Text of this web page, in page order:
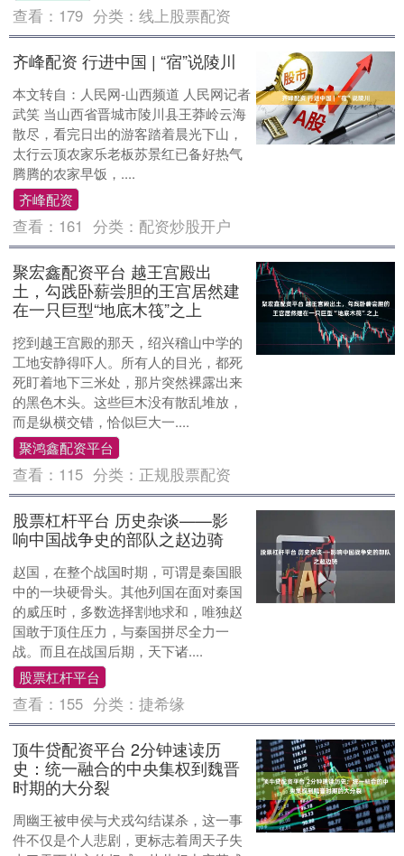
查看： 179 分类：线上股票配资
齐峰配资 行进中国 | “宿”说陵川
本文转自：人民网-山西频道 人民网记者
武笑 当山西省晋城市陵川县王莽岭云海
散尽，看完日出的游客踏着晨光下山，
太行云顶农家乐老板苏景红已备好热气
腾腾的农家早饭，....
齐峰配资
查看： 161 分类： 配资炒股开户
聚宏鑫配资平台 越王宫殿出
土，勾践卧薪尝胆的王宫居然建
在一只巨型“地底木筏”之上
挖到越王宫殿的那天，绍兴稽山中学的
工地安静得吓人。所有人的目光，都死
死盯着地下三米处，那片突然裸露出来
的黑色木头。这些巨木没有散乱堆放，
而是纵横交错，恰似巨大一....
聚鸿鑫配资平台
查看： 115 分类： 正规股票配资
股票杠杆平台 历史杂谈——影
响中国战争史的部队之赵边骑
赵国，在整个战国时期，可谓是秦国眼
中的一块硬骨头。其他列国在面对秦国
的威压时，多数选择割地求和，唯独赵
国敢于顶住压力，与秦国拼尽全力一
战。而且在战国后期，天下诸....
股票杠杆平台
查看： 155 分类：捷希缘
顶牛贷配资平台 2分钟速读历
史：统一融合的中央集权到魏晋
时期的大分裂
周幽王被申侯与犬戎勾结谋杀，这一事
件不仅是个人悲剧，更标志着周天子失